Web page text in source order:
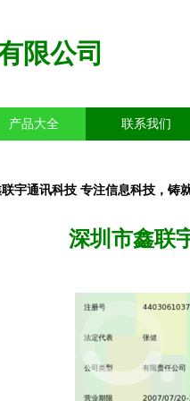
限公司
产品大全 联系我们
宇通讯科技 专注信息科技，铸
深圳市鑫联